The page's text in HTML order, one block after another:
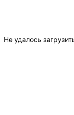
Не удалось